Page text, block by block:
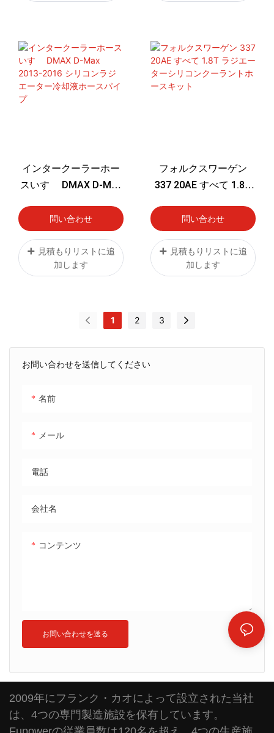
お問い合わせを送信してください
名前
メール
電話
会社名
コンテンツ
お問い合わせを送る
インタークーラーホー
スいすゞ DMAX D-Max
ジエーター冷却液ホー
スパイプ
問い合わせ
見積もりリストに追
加します
フォルクスワーゲン
337 20AE すべて 1.8T
クーラントホースキッ
ト
問い合わせ
見積もりリストに追
加します
1 2 3
2009年にフランク・カオによって設立された当社
は、4つの専門製造施設を保有しています。